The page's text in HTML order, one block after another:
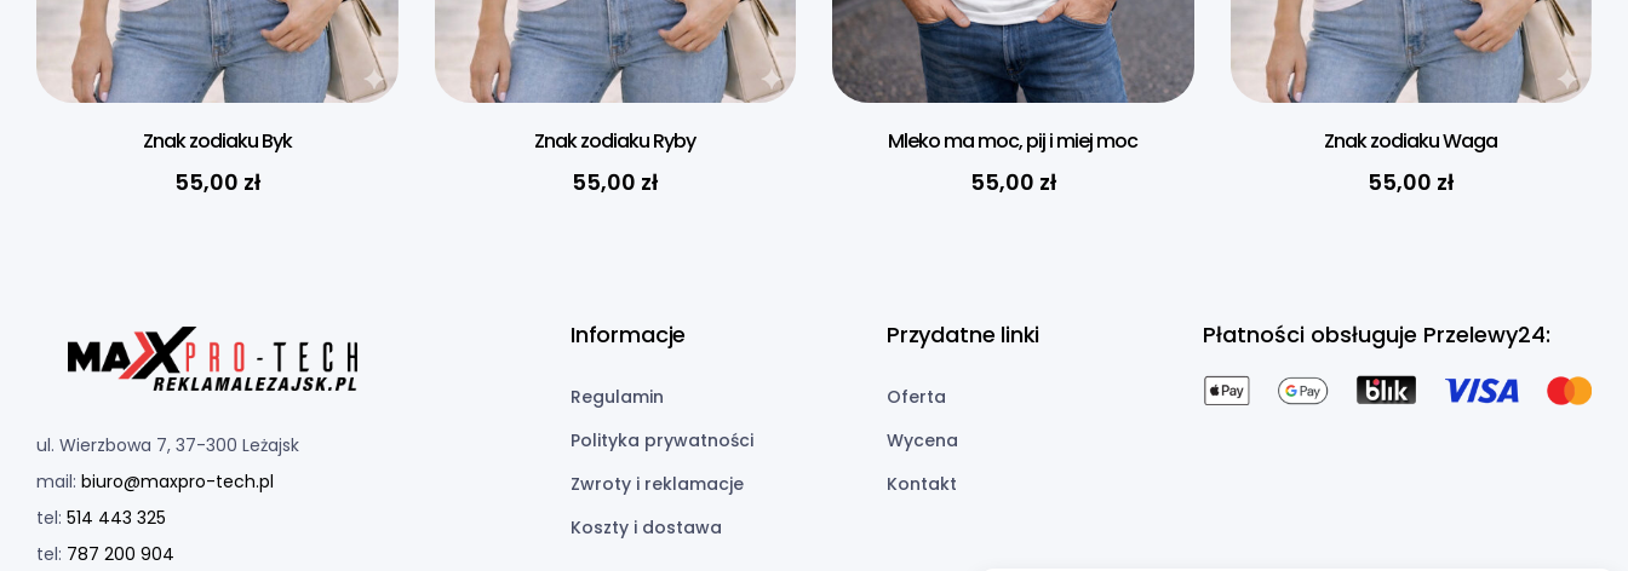
Znak zodiaku Byk
55,00 zł
Znak zodiaku Ryby
55,00 zł
Mleko ma moc, pij i miej moc
55,00 zł
Znak zodiaku Waga
55,00 zł
ul. Wierzbowa 7, 37-300 Leżajsk
mail: biuro@maxpro-tech.pl
tel: 514 443 325
tel: 787 200 904
Informacje
Regulamin
Polityka prywatności
Zwroty i reklamacje
Koszty i dostawa
Przydatne linki
Oferta
Wycena
Kontakt
Płatności obsługuje Przelewy24: